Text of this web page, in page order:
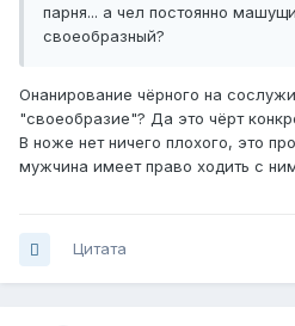
парня... а чел постоянно
своеобразный?
Онанирование чёрного на
"своеобразие"? Да это чёрт
В ноже нет ничего плохого, это
мужчина имеет право ходить с
Цитата